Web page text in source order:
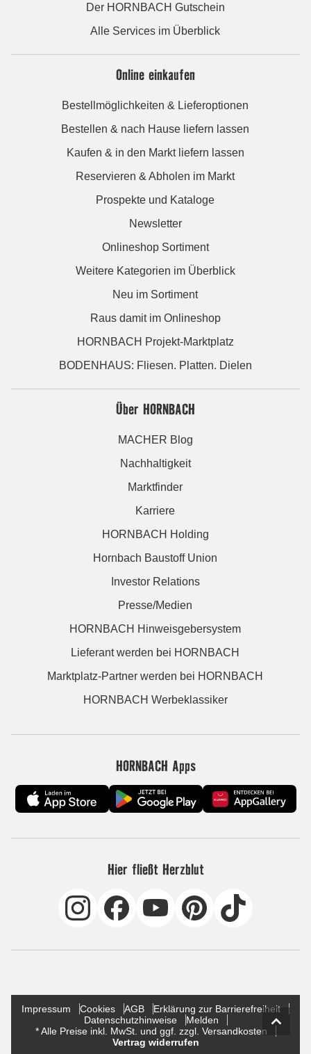
Der HORNBACH Gutschein
Alle Services im Überblick
Online einkaufen
Bestellmöglichkeiten & Lieferoptionen
Bestellen & nach Hause liefern lassen
Kaufen & in den Markt liefern lassen
Reservieren & Abholen im Markt
Prospekte und Kataloge
Newsletter
Onlineshop Sortiment
Weitere Kategorien im Überblick
Neu im Sortiment
Raus damit im Onlineshop
HORNBACH Projekt-Marktplatz
BODENHAUS: Fliesen. Platten. Dielen
Über HORNBACH
MACHER Blog
Nachhaltigkeit
Marktfinder
Karriere
HORNBACH Holding
Hornbach Baustoff Union
Investor Relations
Presse/Medien
HORNBACH Hinweisgebersystem
Lieferant werden bei HORNBACH
Marktplatz-Partner werden bei HORNBACH
HORNBACH Werbeklassiker
HORNBACH Apps
Hier fließt Herzblut
Impressum Cookies AGB
Erklärung zur Barrierefreiheit
Datenschutzhinweise
Melden
* Alle Preise inkl. MwSt. und ggf. zzgl. Versandkosten
Vertrag widerrufen